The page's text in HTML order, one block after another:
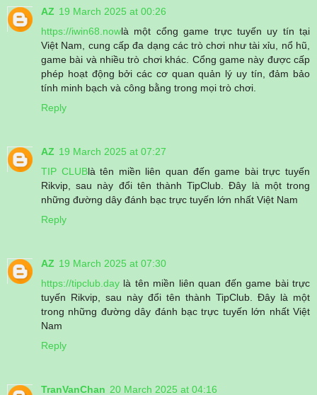
AZ 19 March 2025 at 00:26
https://iwin68.nowlà một cổng game trực tuyến uy tín tại
Việt Nam, cung cấp đa dạng các trò chơi như tài xỉu, nổ hũ,
game bài và nhiều trò chơi khác. Cổng game này được cấp
phép hoạt động bởi các cơ quan quản lý uy tín, đảm bảo
tính minh bạch và công bằng trong mọi trò chơi.
Reply
AZ 19 March 2025 at 07:27
TIP CLUBlà tên miền liên quan đến game bài trực tuyến
Rikvip, sau này đổi tên thành TipClub. Đây là một trong
những đường dây đánh bạc trực tuyến lớn nhất Việt Nam
Reply
AZ 19 March 2025 at 07:30
https://tipclub.day là tên miền liên quan đến game bài trực
tuyến Rikvip, sau này đổi tên thành TipClub. Đây là một
trong những đường dây đánh bạc trực tuyến lớn nhất Việt
Nam
Reply
TranVanChan 20 March 2025 at 04:16